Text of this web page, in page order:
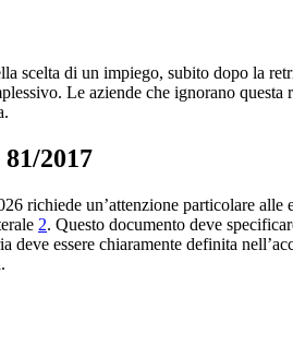
scelta di un impiego, subito dopo la
Le aziende che ignorano
2017
richiede un’attenzione particolare
2. Questo documento deve
essere chiaramente definita